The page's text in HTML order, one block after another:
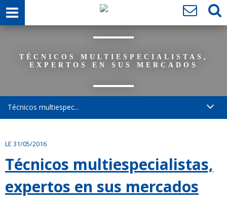
TÉCNICOS MULTIESPECIALISTAS,
EXPERTOS EN SUS MERCADOS
Técnicos multiespec...
LE 31/05/2016
Técnicos multiespecialistas,
expertos en sus mercados